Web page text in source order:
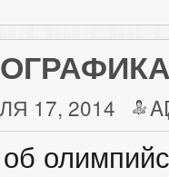
17, 2014